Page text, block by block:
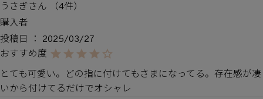
うさぎ
4
購入者
投稿日
2025/03/27
とても可愛い。どの指に付けてもさまになってる。存在感が凄
いから付けてるだけでオシャレ